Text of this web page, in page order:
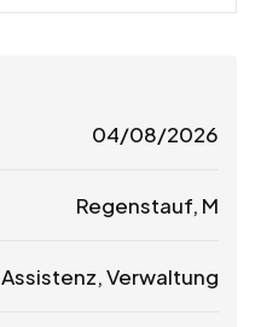
04/08/2026
Regenstauf, M
Assistenz, Verwaltung